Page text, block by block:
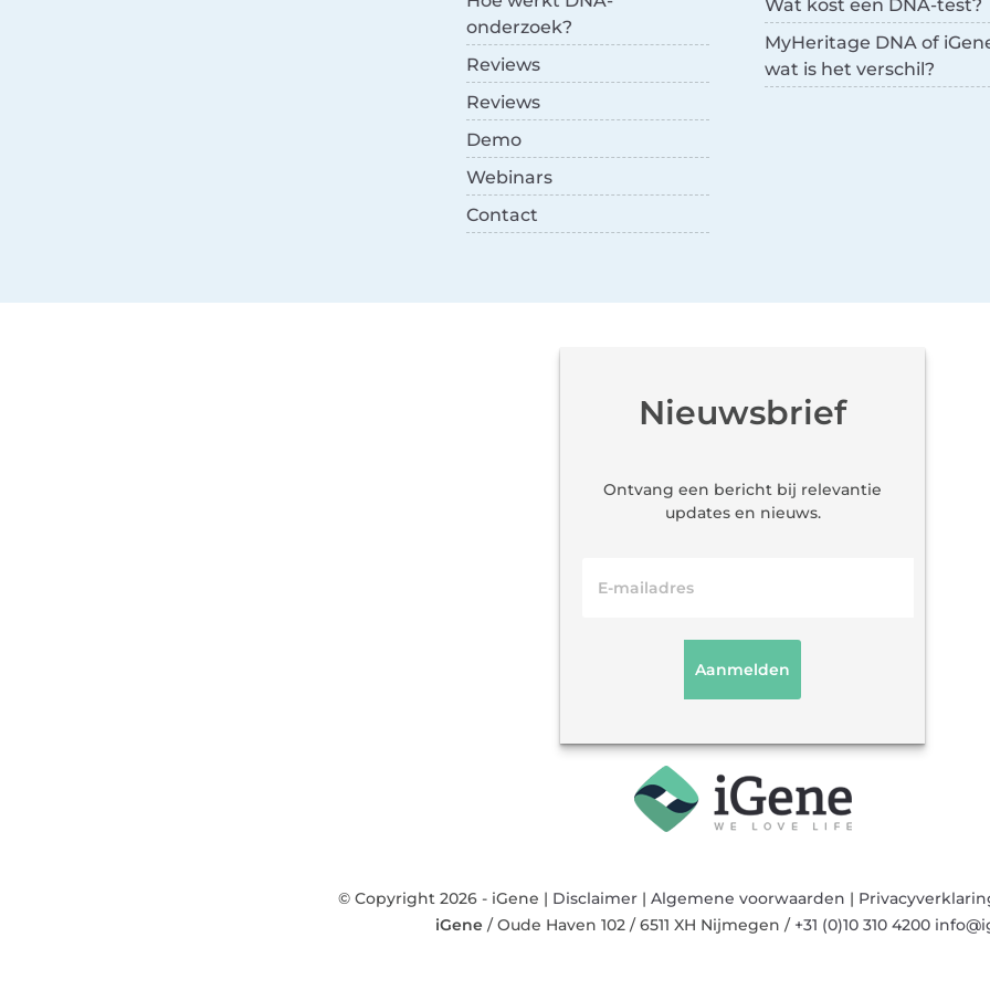
onderzoek?
Reviews
Reviews
Demo
Webinars
Contact
Wat kost een DNA-test?
MyHeritage DNA of
wat is het verschil?
Nieuwsbrief
Ontvang een bericht bij relevantie
updates en nieuws.
© Copyright 2026 - iGene | Disclaimer| Algemene voorwaarden |
iGene /Oude Haven 102/6511 XH Nijmegen / +31 (0)10 310 4200